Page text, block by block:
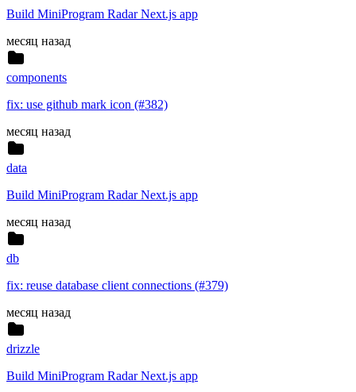
Build MiniProgram Radar Next.js app
месяц назад
components
fix: use github mark icon (#382)
месяц назад
data
Build MiniProgram Radar Next.js app
месяц назад
db
fix: reuse database client connections (#379)
месяц назад
drizzle
Build MiniProgram Radar Next.js app